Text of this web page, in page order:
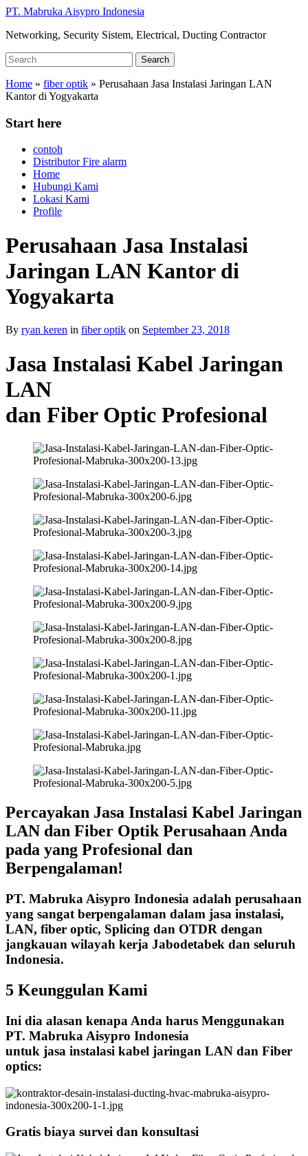
Skip
main
PT. Mabruka Aisypro Indonesia
Networking, Security Sistem, Electrical, Ducting Contractor
Search
for:
Search
Home » fiber optik » Perusahaan Jasa Instalasi Jaringan LAN
Kantor di Yogyakarta
Start here
contoh
Distributor Fire alarm
Home
Hubungi Kami
Lokasi Kami
Profile
Perusahaan Jasa Instalasi
Jaringan LAN Kantor di
Yogyakarta
By ryan keren in fiber optik on September 23, 2018
Jasa Instalasi Kabel Jaringan
LAN
dan Fiber Optic Profesional
Percayakan Jasa Instalasi Kabel Jaringan
LAN dan Fiber Optik Perusahaan Anda
pada yang Profesional dan
Berpengalaman!
PT. Mabruka Aisypro Indonesia adalah perusahaan
yang sangat berpengalaman dalam jasa instalasi,
LAN, fiber optic, Splicing dan OTDR dengan
jangkauan wilayah kerja Jabodetabek dan seluruh
Indonesia.
5 Keunggulan Kami
Ini dia alasan kenapa Anda harus Menggunakan
PT. Mabruka Aisypro Indonesia
untuk jasa instalasi kabel jaringan LAN dan Fiber
optics:
Gratis biaya survei dan konsultasi